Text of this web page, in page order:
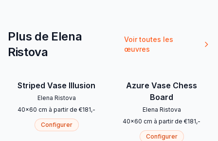
Plus de Elena
Ristova
Voir toutes les
œuvres
Striped Vase Illusion
Elena Ristova
40x60 cm à partir de €181,-
Configurer
Azure Vase Chess
Board
Elena Ristova
40x60 cm à partir de €181,-
Configurer